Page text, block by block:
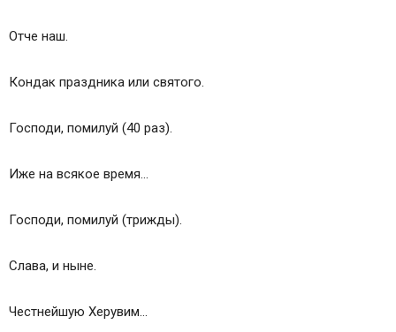
Отче наш.
Кондак праздника или святого.
Господи, помилуй (40 раз).
Иже на всякое время…
Господи, помилуй (трижды).
Слава, и ныне.
Честнейшую Херувим…